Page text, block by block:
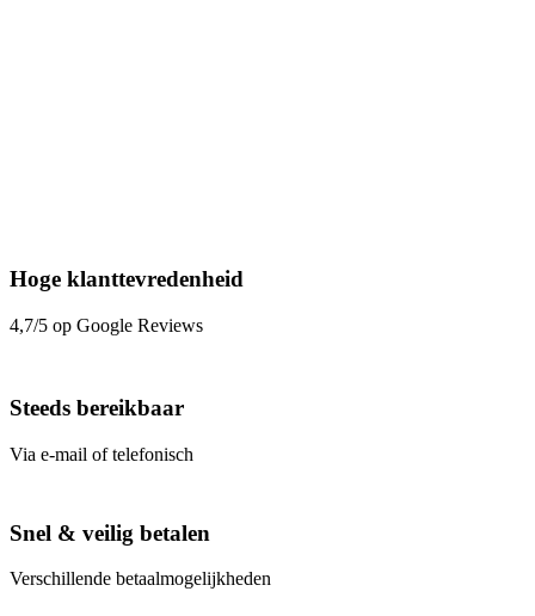
Hoge klanttevredenheid
4,7/5 op Google Reviews
Steeds bereikbaar
Via e-mail of telefonisch
Snel & veilig betalen
Verschillende betaalmogelijkheden